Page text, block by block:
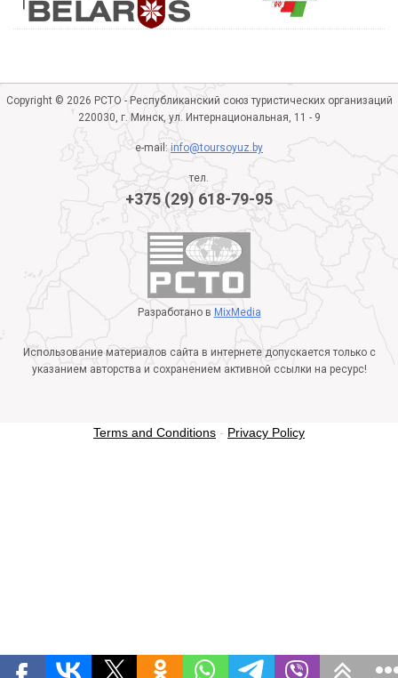
Copyright © 2026 РСТО - Республиканский союз туристических организаций
220030, г. Минск, ул. Интернациональная, 11 - 9
e-mail:info@toursoyuz.by
тел.
+375 (29) 618-79-95
Разработано в MixMedia
Использование материалов сайта в интернете допускается только с
указанием авторства и сохранением активной ссылки на ресурс!
Terms and Conditions - Privacy Policy